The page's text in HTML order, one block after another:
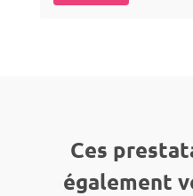
Ces
également